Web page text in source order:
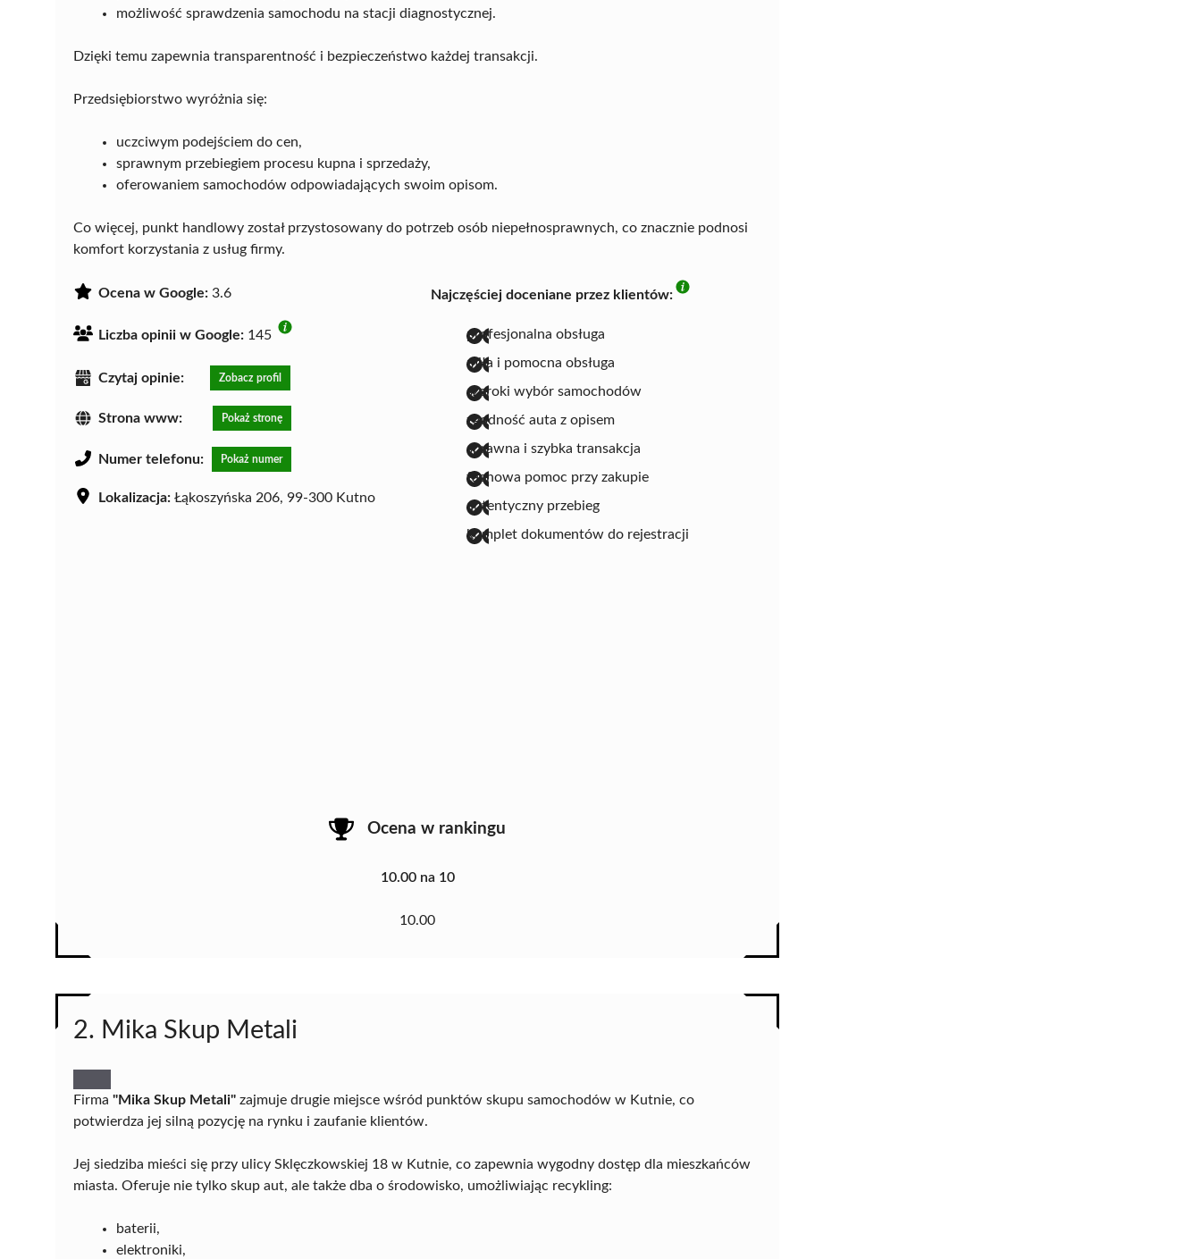
możliwość sprawdzenia samochodu na stacji diagnostycznej.
Dzięki temu zapewnia transparentność i bezpieczeństwo każdej transakcji.
Przedsiębiorstwo wyróżnia się:
uczciwym podejściem do cen,
sprawnym przebiegiem procesu kupna i sprzedaży,
oferowaniem samochodów odpowiadających swoim opisom.
Co więcej, punkt handlowy został przystosowany do potrzeb osób niepełnosprawnych, co znacznie podnosi
komfort korzystania z usług firmy.
Ocena w Google: 3.6
Liczba opinii w Google: 145
Czytaj opinie: Zobacz profil
Strona www: Pokaż stronę
Numer telefonu: Pokaż numer
Lokalizacja: Łąkoszyńska 206, 99-300 Kutno
Najczęściej doceniane przez klientów:
profesjonalna obsługa
miła i pomocna obsługa
szeroki wybór samochodów
zgodność auta z opisem
sprawna i szybka transakcja
fachowa pomoc przy zakupie
autentyczny przebieg
komplet dokumentów do rejestracji
Ocena w rankingu
10.00 na 10
10.00
2. Mika Skup Metali
Firma "Mika Skup Metali" zajmuje drugie miejsce wśród punktów skupu samochodów w Kutnie, co
potwierdza jej silną pozycję na rynku i zaufanie klientów.
Jej siedziba mieści się przy ulicy Sklęczkowskiej 18 w Kutnie, co zapewnia wygodny dostęp dla mieszkańców
miasta. Oferuje nie tylko skup aut, ale także dba o środowisko, umożliwiając recykling:
baterii,
elektroniki,